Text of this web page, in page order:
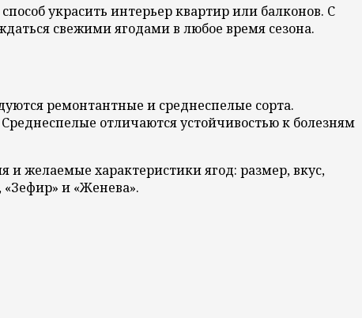
украсить интерьер квартир или балконов. С
свежими ягодами в любое время сезона.
ремонтантные и среднеспелые сорта.
отличаются устойчивостью к болезням
желаемые характеристики ягод: размер, вкус,
и «Женева».